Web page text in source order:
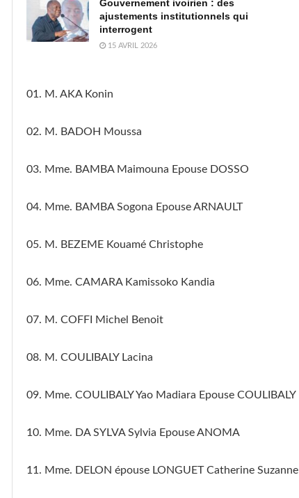
Gouvernement ivoirien : des
ajustements institutionnels qui
interrogent
15 AVRIL 2026
01. M. AKA Konin
02. M. BADOH Moussa
03. Mme. BAMBA Maimouna Epouse DOSSO
04. Mme. BAMBA Sogona Epouse ARNAULT
05. M. BEZEME Kouamé Christophe
06. Mme. CAMARA Kamissoko Kandia
07. M. COFFI Michel Benoit
08. M. COULIBALY Lacina
09. Mme. COULIBALY Yao Madiara Epouse COULIBALY
10. Mme. DA SYLVA Sylvia Epouse ANOMA
11. Mme. DELON épouse LONGUET Catherine Suzanne